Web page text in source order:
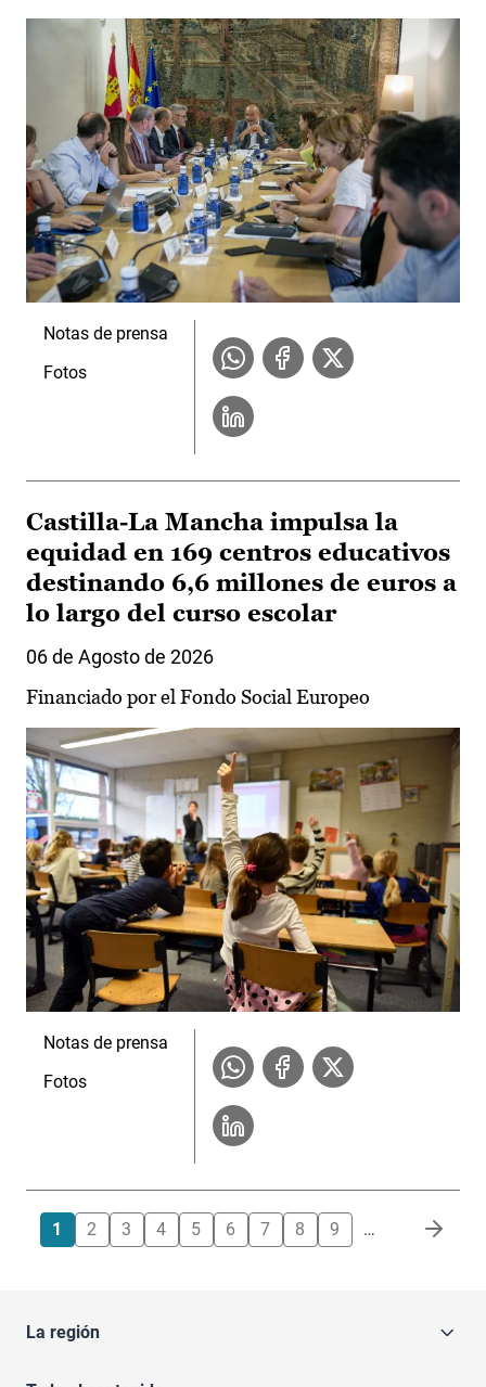
Notas de prensa
Fotos
Castilla-La Mancha impulsa la
equidad en 169 centros educativos
destinando 6,6 millones de euros a
lo largo del curso escolar
06 de Agosto de 2026
Financiado por el Fondo Social Europeo
Notas de prensa
Fotos
Paginación
1 2 3 4 5 6 7 8 9 …
La región